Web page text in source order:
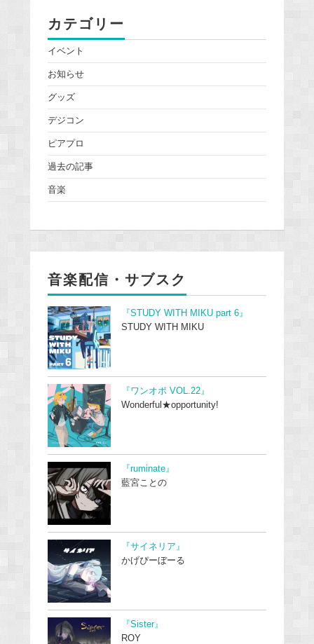
カテゴリー
イベント
お知らせ
グッズ
デジコン
ピアプロ
過去の記事
音楽
音楽配信・サブスク
『STUDY WITH MIKU part 6』
STUDY WITH MIKU
『ワンオポ VOL.22』
Wonderful★opportunity!
『ruminate』
藍宮ことの
『サイネリア』
かげぴーぼーる
『Sister』
ROY